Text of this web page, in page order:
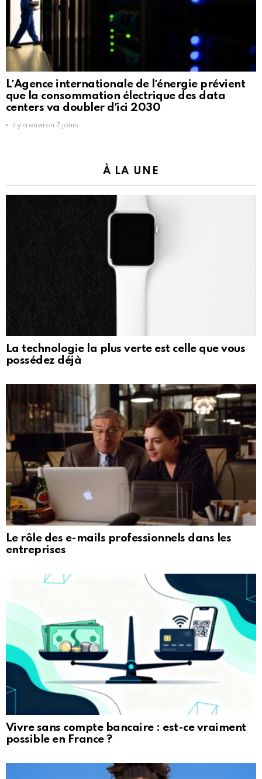
LʼAgence internationale de lʼénergie prévient
que la consommation électrique des data
centers va doubler dʼici 2030
il y a environ 7 jours
À LA UNE
La technologie la plus verte est celle que vous
possédez déjà
Le rôle des e-mails professionnels dans les
entreprises
Vivre sans compte bancaire : est-ce vraiment
possible en France ?